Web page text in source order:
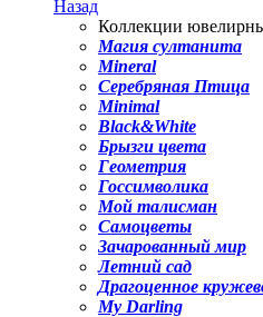
Назад
Коллекции
Магия султанита
Mineral
Серебряная Птица
Minimal
Black&White
Брызги цвета
Геометрия
Госсимволика
Мой талисман
Самоцветы
Зачарованный мир
Летний сад
Драгоценное
My Darling